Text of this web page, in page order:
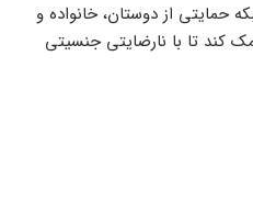
حمایتی از دوستان، خانواده و
کند تا با نارضایتی جنسیتی